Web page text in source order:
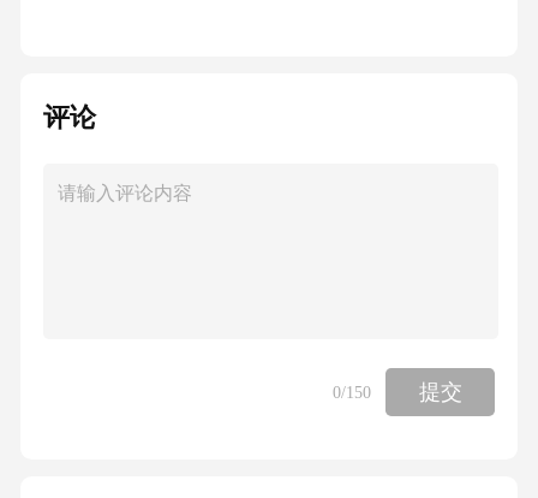
主要负责人的职责区分企业主要负责人承担安
政策；安全副社长在其领导下，负责安全生产
门负责人专注于本部门内部安全生产管理工
评论
0/150 提交